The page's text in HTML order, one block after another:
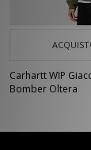
Carhartt WIP
Bomber Oltera